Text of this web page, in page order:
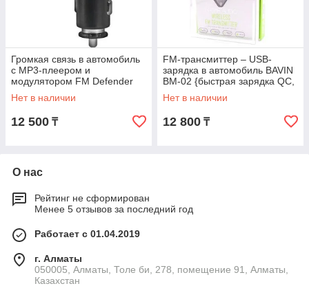
Громкая связь в автомобиль
с MP3-плеером и
модулятором FM Defender
RT-Multy
[Bluetooth/USB/SD/FM/LCD-
Нет в наличии
12 500 ₸
FM-трансмиттер – USB-
зарядка в автомобиль BAVIN
BM-02 {быстрая зарядка QC,
Hands-Free звонки, плеер
MP3}
Нет в наличии
12 800 ₸
О нас
Рейтинг не сформирован
Менее 5 отзывов за последний год
Работает с 01.04.2019
г. Алматы
050005, Алматы, Толе би, 278, помещение 91, Алматы,
Казахстан